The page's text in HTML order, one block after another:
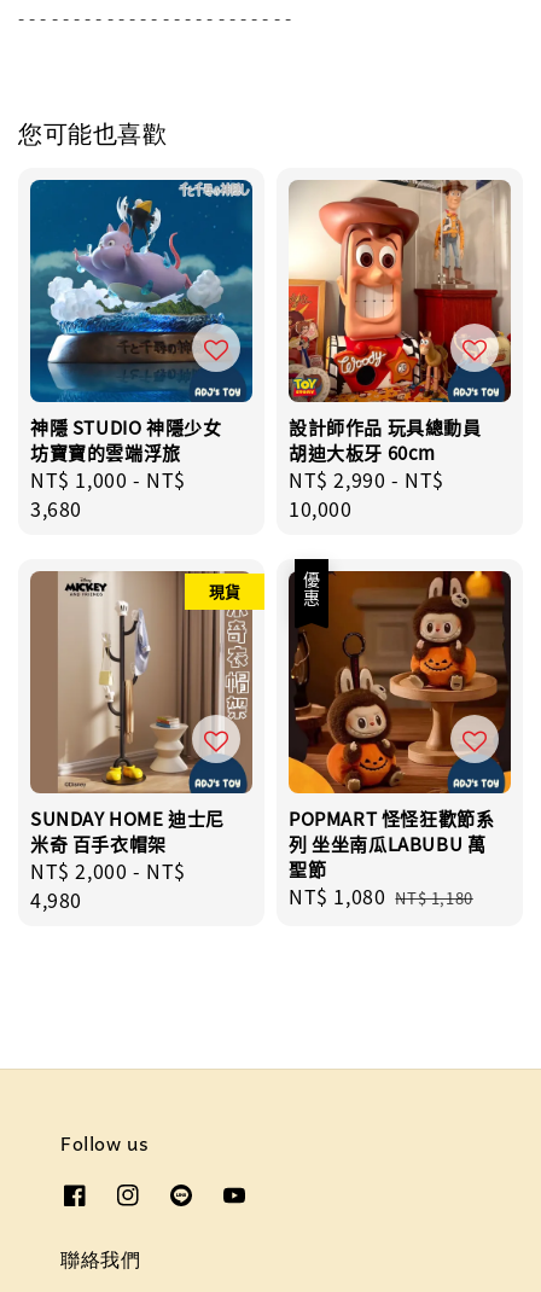
- - - - - - - - - - - - - - - - - - - - - - - - -
您可能也喜歡
神隱 STUDIO 神隱少女
坊寶寶的雲端浮旅
Regular
price
NT$ 1,000 - NT$
3,680
設計師作品 玩具總動員
胡迪大板牙 60cm
Regular
price
NT$ 2,990 - NT$
10,000
現貨
SUNDAY HOME 迪士尼
米奇 百手衣帽架
Regular
price
NT$ 2,000 - NT$
4,980
優惠
POPMART 怪怪狂歡節系
列 坐坐南瓜LABUBU 萬
聖節
Sale
NT$ 1,080 Regular
NT$ 1,180
Follow us
聯絡我們